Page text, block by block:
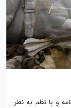
و با نظم به نظر